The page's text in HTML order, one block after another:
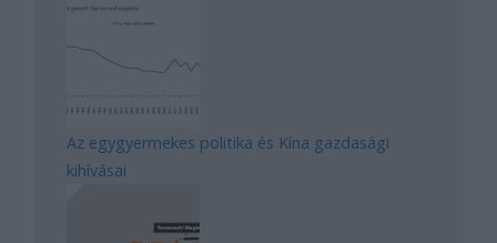
Az egygyermekes politika és Kína gazdasági
kihívásai